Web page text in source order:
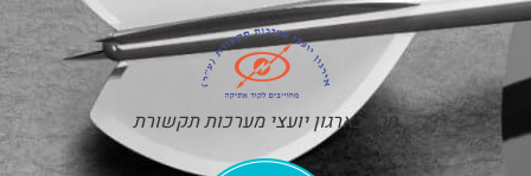
חבר בארגון יועצי מערכות תקשורת